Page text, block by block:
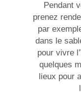
Pendant
prenez
par
dans le
pour vivre
quelques
lieux pour